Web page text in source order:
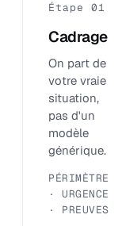
Étape 01
Cadrage
On part de
votre vraie
situation,
pas d'un
modèle
générique.
PÉRIMÈTRE
· URGENCE
· PREUVES